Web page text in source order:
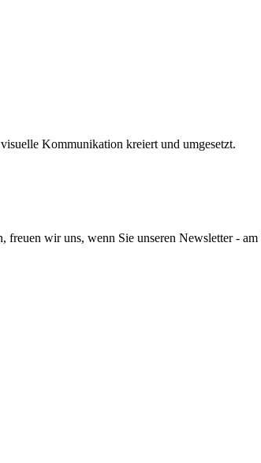
Kommunikation kreiert und umgesetzt.
wir uns, wenn Sie unseren Newsletter - am